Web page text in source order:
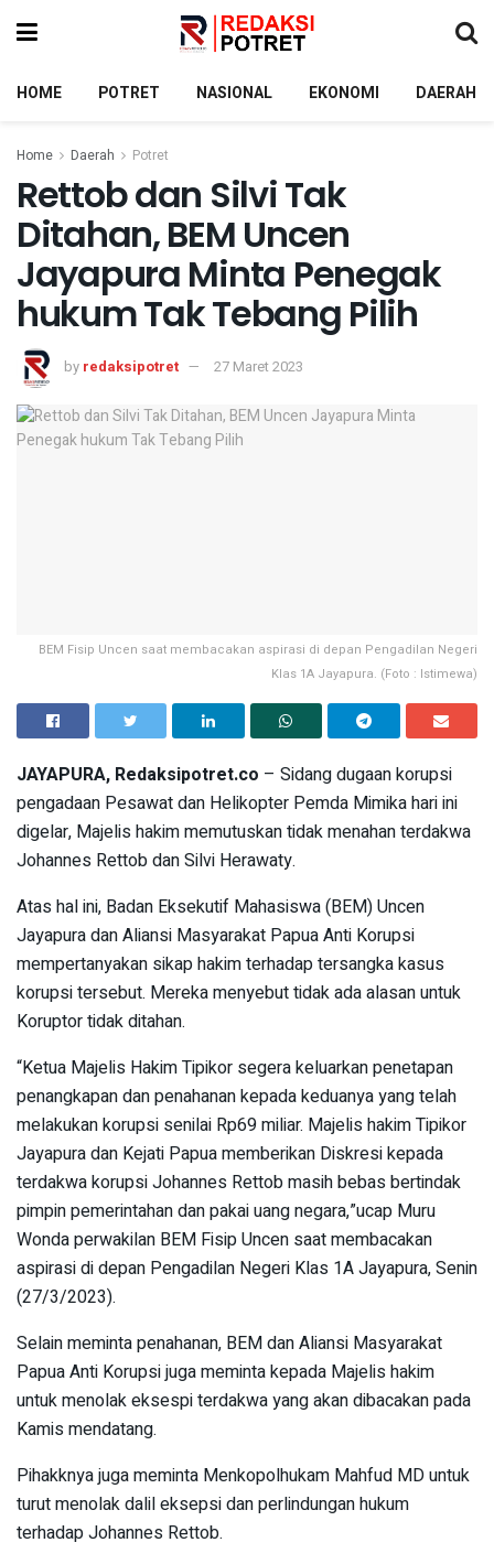
HOME POTRET NASIONAL EKONOMI DAERAH
Home Daerah Potret
Rettob dan Silvi Tak
Ditahan, BEM Uncen
Jayapura Minta Penegak
hukum Tak Tebang Pilih
by redaksipotret 27 Maret 2023
BEM Fisip Uncen saat membacakan aspirasi di depan Pengadilan Negeri
Klas 1A Jayapura. (Foto : Istimewa)
JAYAPURA, Redaksipotret.co – Sidang dugaan korupsi
pengadaan Pesawat dan Helikopter Pemda Mimika hari ini
digelar, Majelis hakim memutuskan tidak menahan terdakwa
Johannes Rettob dan Silvi Herawaty.
Atas hal ini, Badan Eksekutif Mahasiswa (BEM) Uncen
Jayapura dan Aliansi Masyarakat Papua Anti Korupsi
mempertanyakan sikap hakim terhadap tersangka kasus
korupsi tersebut. Mereka menyebut tidak ada alasan untuk
Koruptor tidak ditahan.
“Ketua Majelis Hakim Tipikor segera keluarkan penetapan
penangkapan dan penahanan kepada keduanya yang telah
melakukan korupsi senilai Rp69 miliar. Majelis hakim Tipikor
Jayapura dan Kejati Papua memberikan Diskresi kepada
terdakwa korupsi Johannes Rettob masih bebas bertindak
pimpin pemerintahan dan pakai uang negara,”ucap Muru
Wonda perwakilan BEM Fisip Uncen saat membacakan
aspirasi di depan Pengadilan Negeri Klas 1A Jayapura, Senin
(27/3/2023).
Selain meminta penahanan, BEM dan Aliansi Masyarakat
Papua Anti Korupsi juga meminta kepada Majelis hakim
untuk menolak eksespi terdakwa yang akan dibacakan pada
Kamis mendatang.
Pihakknya juga meminta Menkopolhukam Mahfud MD untuk
turut menolak dalil eksepsi dan perlindungan hukum
terhadap Johannes Rettob.